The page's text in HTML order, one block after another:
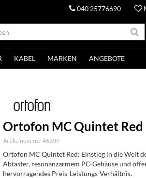
040 25776690
KABEL MARKEN ANGEBOTE
Ortofon MC Quintet Red
Artikelnummer 46309
Ortofon MC Quintet Red: Einstieg in die Welt
Abtaster, resonanzarmem PC-Gehäuse und
hervorragendes Preis-Leistungs-Verhältnis.